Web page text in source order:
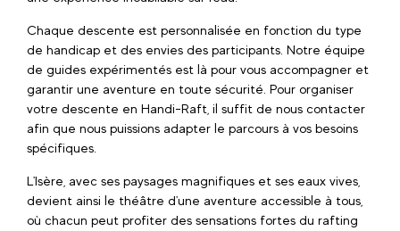
Chaque descente est personnalisée en fonction du type
de handicap et des envies des participants. Notre équipe
de guides expérimentés est là pour vous accompagner et
garantir une aventure en toute sécurité. Pour organiser
votre descente en Handi-Raft, il suffit de nous contacter
afin que nous puissions adapter le parcours à vos besoins
spécifiques.
L'Isère, avec ses paysages magnifiques et ses eaux vives,
devient ainsi le théâtre d'une aventure accessible à tous,
où chacun peut profiter des sensations fortes du rafting